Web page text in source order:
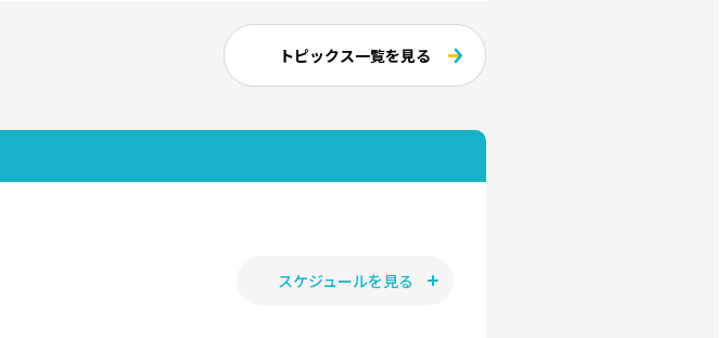
トピックス一覧を見る
スケジュールを見る